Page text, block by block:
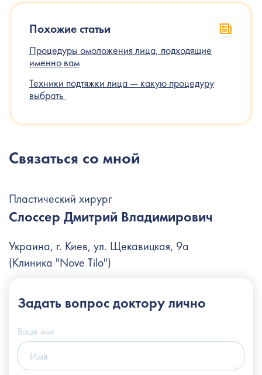
Похожие статьи
Процедуры омоложения лица, подходящие
именно вам
Техники‌ ‌подтяжки‌ ‌лица‌ ‌—‌ ‌какую‌ ‌процедуру‌
‌выбрать‌ ‌
Связаться со мной
Пластический хирург
Слоссер Дмитрий Владимирович
Украина, г. Киев, ул. Щекавицкая, 9а
(Клиника "Nove Tilo")
+38 (066) 122-6-111
info@slosser.com.ua
Задать вопросдоктору лично
Ваше имя